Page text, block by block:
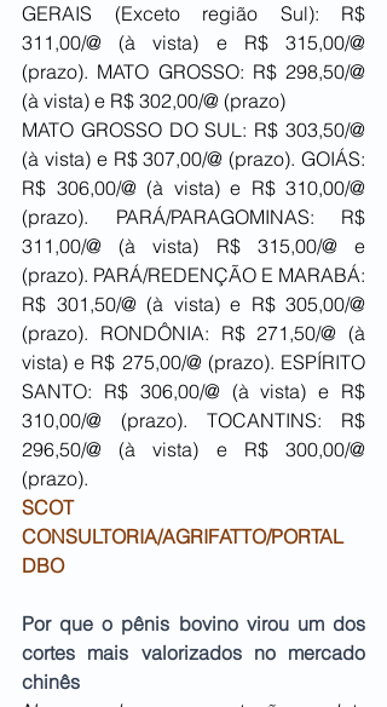
GERAIS (Exceto região Sul): R$
311,00/@ (à vista) e R$ 315,00/@
(prazo). MATO GROSSO: R$ 298,50/@
(à vista) e R$ 302,00/@ (prazo)
MATO GROSSO DO SUL: R$ 303,50/@
(à vista) e R$ 307,00/@ (prazo). GOIÁS:
R$ 306,00/@ (à vista) e R$ 310,00/@
(prazo). PARÁ/PARAGOMINAS: R$
311,00/@ (à vista) R$ 315,00/@ e
(prazo). PARÁ/REDENÇÃO E MARABÁ:
R$ 301,50/@ (à vista) e R$ 305,00/@
(prazo). RONDÔNIA: R$ 271,50/@ (à
vista) e R$ 275,00/@ (prazo). ESPÍRITO
SANTO: R$ 306,00/@ (à vista) e R$
310,00/@ (prazo). TOCANTINS: R$
296,50/@ (à vista) e R$ 300,00/@
(prazo).
SCOT
CONSULTORIA/AGRIFATTO/PORTAL
DBO
Por que o pênis bovino virou um dos
cortes mais valorizados no mercado
chinês